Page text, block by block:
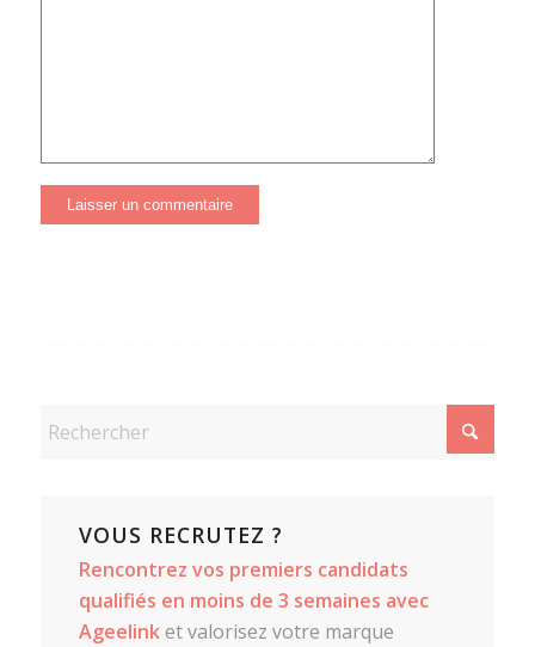
VOUS RECRUTEZ ?
Rencontrez vos premiers candidats
qualifiés en moins de 3 semaines avec
Ageelinket valorisez votre marque